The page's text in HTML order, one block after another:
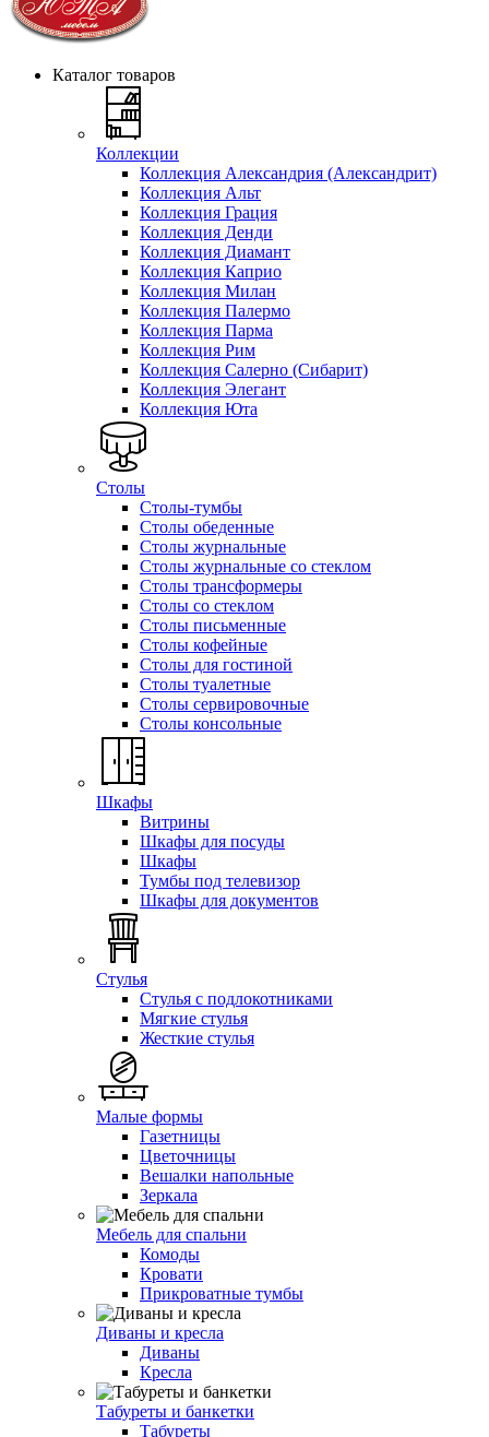
Каталог товаров
Коллекции
Коллекция Александрия (Александрит)
Коллекция Альт
Коллекция Грация
Коллекция Денди
Коллекция Диамант
Коллекция Каприо
Коллекция Милан
Коллекция Палермо
Коллекция Парма
Коллекция Рим
Коллекция Салерно (Сибарит)
Коллекция Элегант
Коллекция Юта
Столы
Столы-тумбы
Столы обеденные
Столы журнальные
Столы журнальные со стеклом
Столы трансформеры
Столы со стеклом
Столы письменные
Столы кофейные
Столы для гостиной
Столы туалетные
Столы сервировочные
Столы консольные
Шкафы
Витрины
Шкафы для посуды
Шкафы
Тумбы под телевизор
Шкафы для документов
Стулья
Стулья с подлокотниками
Мягкие стулья
Жесткие стулья
Малые формы
Газетницы
Цветочницы
Вешалки напольные
Зеркала
Мебель для спальни
Комоды
Кровати
Прикроватные тумбы
Диваны и кресла
Диваны
Кресла
Табуреты и банкетки
Табуреты